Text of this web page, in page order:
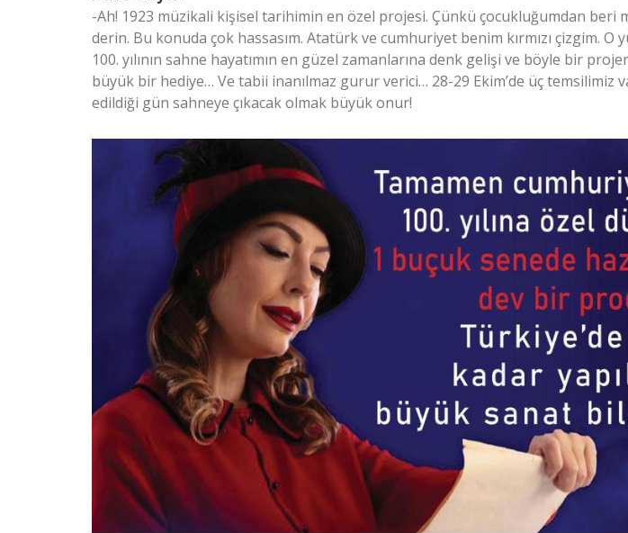
-Ah! 1923 müzikali kişisel tarihimin en özel projesi. Çünkü çocukluğumdan beri
derin. Bu konuda çok hassasım. Atatürk ve cumhuriyet benim kırmızı çizgim. O
100. yılının sahne hayatımın en güzel zamanlarına denk gelişi ve böyle bir
büyük bir hediye… Ve tabii inanılmaz gurur verici… 28-29 Ekim’de üç temsilimiz
edildiği gün sahneye çıkacak olmak büyük onur!